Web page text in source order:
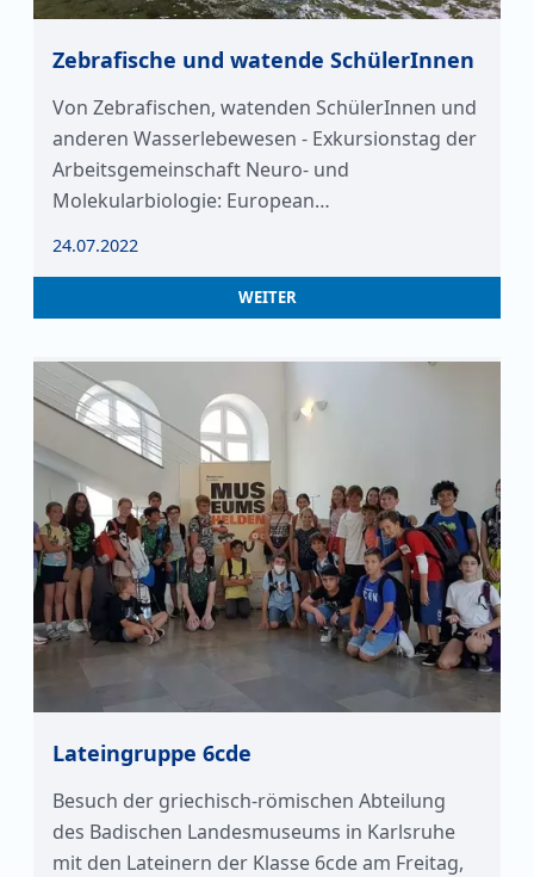
Zebrafische und watende SchülerInnen
Von Zebrafischen, watenden SchülerInnen und
anderen Wasserlebewesen - Exkursionstag der
Arbeitsgemeinschaft Neuro- und
Molekularbiologie: European…
24.07.2022
WEITER
Lateingruppe 6cde
Besuch der griechisch-römischen Abteilung
des Badischen Landesmuseums in Karlsruhe
mit den Lateinern der Klasse 6cde am Freitag,